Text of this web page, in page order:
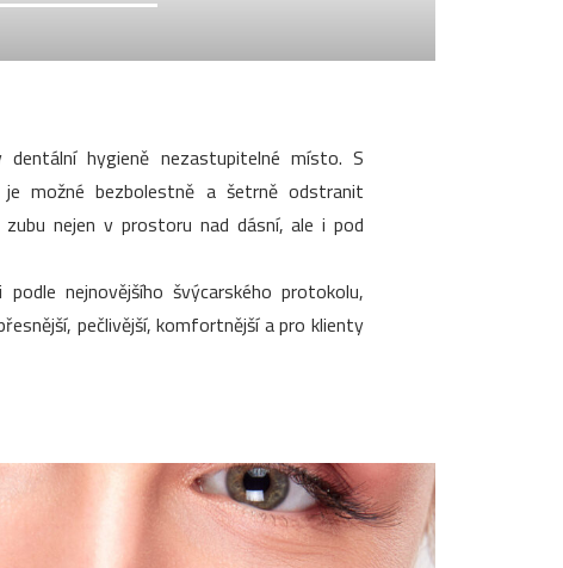
hygieně nezastupitelné místo. S
je možné bezbolestně a šetrně odstranit
nejen v prostoru nad dásní, ale i pod
nejnovějšího švýcarského protokolu,
pečlivější, komfortnější a pro klienty